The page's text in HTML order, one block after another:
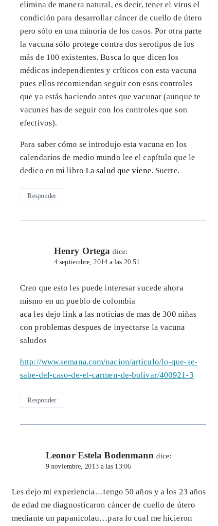
elimina de manera natural, es decir, tener el virus el
condición para desarrollar cáncer de cuello de útero
pero sólo en una minoría de los casos. Por otra parte
la vacuna sólo protege contra dos serotipos de los
más de 100 existentes. Busca lo que dicen los
médicos independientes y críticos con esta vacuna
pues ellos recomiendan seguir con esos controles
que ya estás haciendo antes que vacunar (aunque te
vacunes has de seguir con los controles que son
efectivos).
Para saber cómo se introdujo esta vacuna en los
calendarios de medio mundo lee el capítulo que le
dedico en mi libro La salud que viene. Suerte.
Responder
Henry Ortega dice:
4 septiembre, 2014 a las 20:51
Creo que esto les puede interesar sucede ahora
mismo en un pueblo de colombia
aca les dejo link a las noticias de mas de 300 niñas
con problemas despues de inyectarse la vacuna
saludos
http://www.semana.com/nacion/articulo/lo-que-se-
sabe-del-caso-de-el-carmen-de-bolivar/400921-3
Responder
Leonor Estela Bodenmann dice:
9 noviembre, 2013 a las 13:06
Les dejo mi experiencia…tengo 50 años y a los 23 años
de edad me diagnosticaron cáncer de cuello de útero
mediante un papanicolau…para lo cual me hicieron